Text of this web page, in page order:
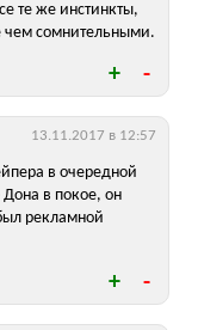
те же инстинкты,
чем сомнительными.
в очередной
Дона в покое, он
рекламной
13.11.2017 в 12:57